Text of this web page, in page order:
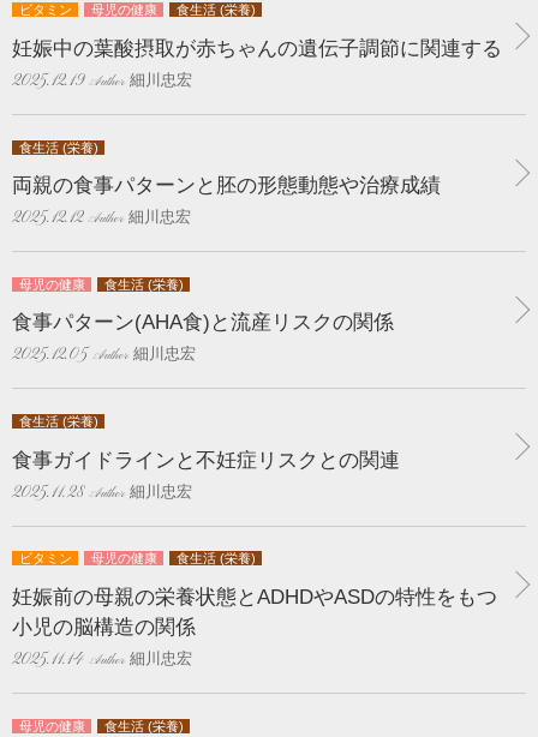
ビタミン 母児の健康 食生活 (栄養)
妊娠中の葉酸摂取が赤ちゃんの遺伝子調節に関連する
2025.12.19 細川忠宏
食生活 (栄養)
両親の食事パターンと胚の形態動態や治療成績
2025.12.12 細川忠宏
母児の健康 食生活 (栄養)
食事パターン(AHA食)と流産リスクの関係
2025.12.05 細川忠宏
食生活 (栄養)
食事ガイドラインと不妊症リスクとの関連
2025.11.28 細川忠宏
ビタミン 母児の健康 食生活 (栄養)
妊娠前の母親の栄養状態とADHDやASDの特性をもつ
小児の脳構造の関係
2025.11.14 細川忠宏
母児の健康 食生活 (栄養)